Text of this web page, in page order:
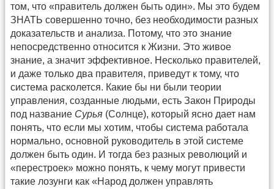
том, что «правитель должен быть один». Мы это будем
ЗНАТЬ совершенно точно, без необходимости разных
доказательств и анализа. Потому, что это знание
непосредственно относится к Жизни. Это живое
знание, а значит эффективное. Несколько правителей,
и даже только два правителя, приведут к тому, что
система расколется. Какие бы ни были теории
управления, созданные людьми, есть Закон Природы
под название Сурья (Солнце), который ясно дает нам
понять, что если мы хотим, чтобы система работала
нормально, основной руководитель в этой системе
должен быть один. И тогда без разных революций и
«перестроек» можно понять, к чему могут привести
такие лозунги как «Народ должен управлять